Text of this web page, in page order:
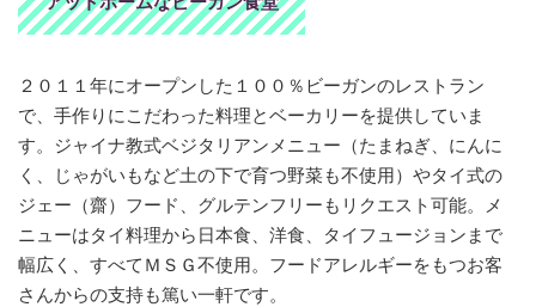
２０１１年にオープンした１００％ビーガンのレストラン
で、手作りにこだわった料理とベーカリーを提供していま
す。ジャイナ教式ベジタリアンメニュー（たまねぎ、にんに
く、じゃがいもなど土の下で育つ野菜も不使用）やタイ式の
ジェー（齋）フード、グルテンフリーもリクエスト可能。メ
ニューはタイ料理から日本食、洋食、タイフュージョンまで
幅広く、すべてＭＳＧ不使用。フードアレルギーをもつお客
さんからの支持も篤い一軒です。